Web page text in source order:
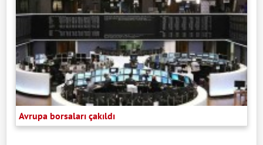
Avrupa borsaları çakıldı